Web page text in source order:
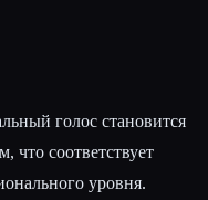
голос становится
что соответствует
уровня.